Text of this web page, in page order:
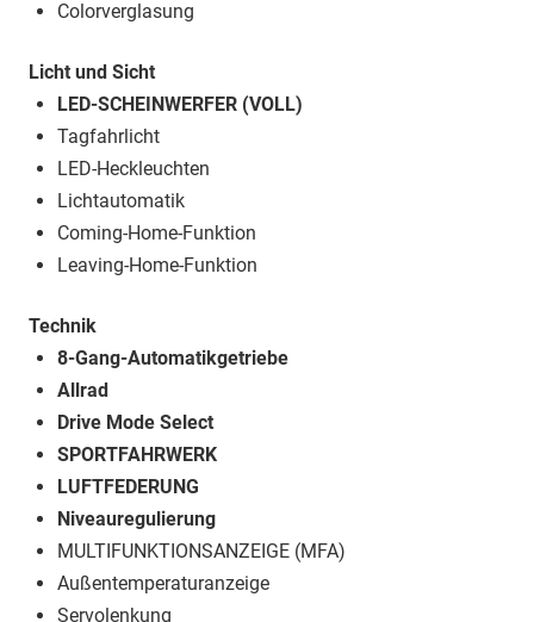
Colorverglasung
Licht und Sicht
LED-SCHEINWERFER (VOLL)
Tagfahrlicht
LED-Heckleuchten
Lichtautomatik
Coming-Home-Funktion
Leaving-Home-Funktion
Technik
8-Gang-Automatikgetriebe
Allrad
Drive Mode Select
SPORTFAHRWERK
LUFTFEDERUNG
Niveauregulierung
MULTIFUNKTIONSANZEIGE (MFA)
Außentemperaturanzeige
Servolenkung